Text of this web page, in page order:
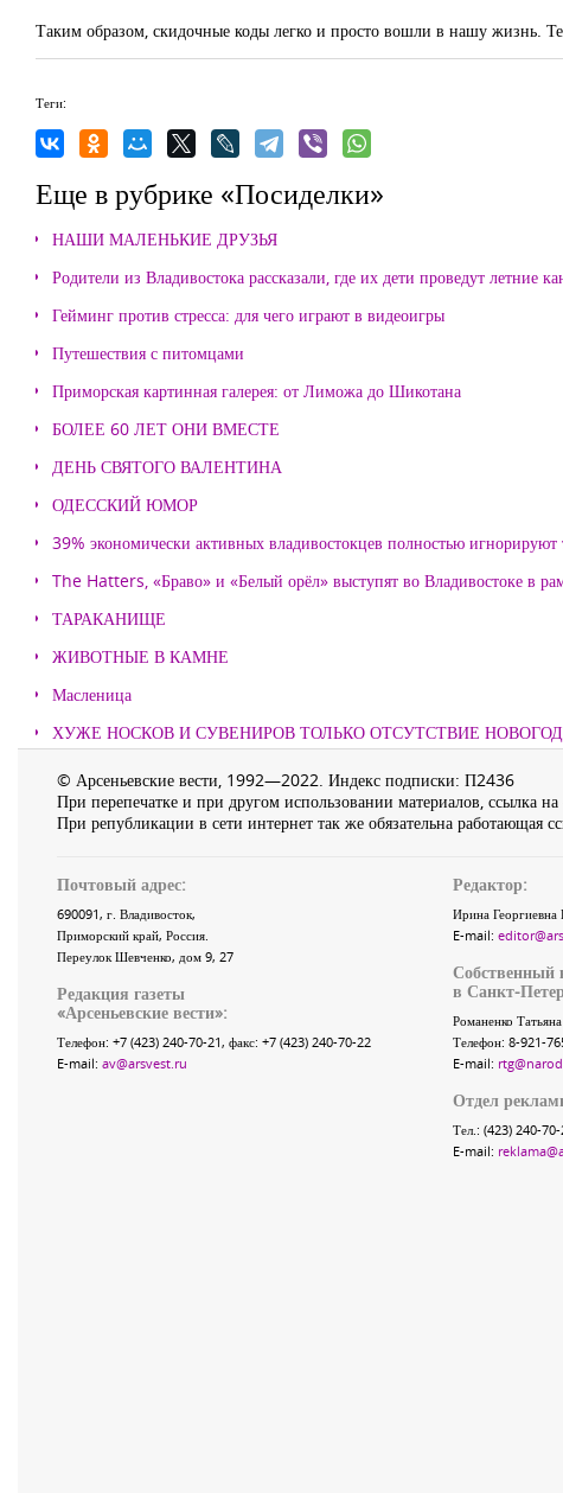
Таким образом, скидочные коды легко и просто вошли в нашу жизнь.
Теги:
Еще в рубрике «Посиделки»
НАШИ МАЛЕНЬКИЕ ДРУЗЬЯ
Родители из Владивостока рассказали, где их дети проведут летние
Гейминг против стресса: для чего играют в видеоигры
Путешествия с питомцами
Приморская картинная галерея: от Лиможа до Шикотана
БОЛЕЕ 60 ЛЕТ ОНИ ВМЕСТЕ
ДЕНЬ СВЯТОГО ВАЛЕНТИНА
ОДЕССКИЙ ЮМОР
39% экономически активных владивостокцев полностью игнорируют
The Hatters, «Браво» и «Белый орёл» выступят во Владивостоке в
ТАРАКАНИЩЕ
ЖИВОТНЫЕ В КАМНЕ
Масленица
ХУЖЕ НОСКОВ И СУВЕНИРОВ ТОЛЬКО ОТСУТСТВИЕ
© Арсеньевские вести, 1992—2022. Индекс подписки: П2436
При перепечатке и при другом использовании материалов, ссылка на
При републикации в сети интернет так же обязательна работающая
Почтовый адрес:
690091, г. Владивосток,
Приморский край, Россия.
Переулок Шевченко, дом 9, 27
Редакция газеты
«Арсеньевские вести»:
Телефон: +7 (423) 240-70-21, факс: +7 (423) 240-70-22
E-mail: av@arsvest.ru
Редактор:
Ирина Георгиевна
E-mail:
Собственный
в Санкт-
Романенко
Телефон: 8-921-
E-mail:
Отдел
Тел.: (423) 240-
E-mail: